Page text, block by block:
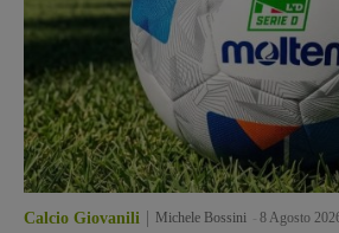
Calcio Giovanili Michele Bossini 8 Agosto